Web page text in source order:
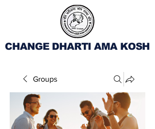
CHANGE DHARTI AMA KOSH
Groups